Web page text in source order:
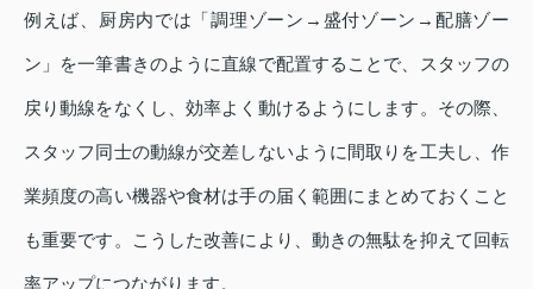
例えば、厨房内では「調理ゾーン→盛付ゾーン→配膳ゾー
ン」を一筆書きのように直線で配置することで、スタッフの
戻り動線をなくし、効率よく動けるようにします。その際、
スタッフ同士の動線が交差しないように間取りを工夫し、作
業頻度の高い機器や食材は手の届く範囲にまとめておくこと
も重要です。こうした改善により、動きの無駄を抑えて回転
率アップにつながります。